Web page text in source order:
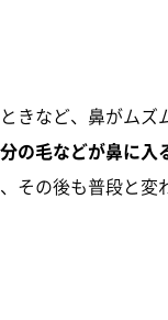
きなど、鼻がムズ
の毛などが鼻に
その後も普段と変